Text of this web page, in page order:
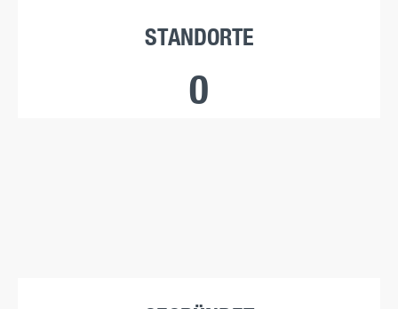
STANDORTE
0